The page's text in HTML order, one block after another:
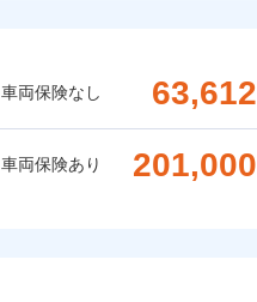
車両保険なし 63,612
車両保険あり 201,000